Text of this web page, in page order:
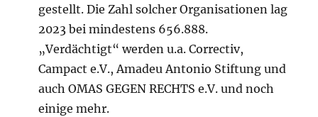
gestellt. Die Zahl solcher Organisationen lag
2023 bei mindestens 656.888.
„Verdächtigt“ werden u.a. Correctiv,
Campact e.V., Amadeu Antonio Stiftung und
auch OMAS GEGEN RECHTS e.V. und noch
einige mehr.